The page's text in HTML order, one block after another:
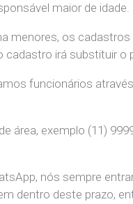
maior de idade.
menores, os
cadastro irá substituir o
funcionários
exemplo (11)
nós sempre
dentro deste prazo,